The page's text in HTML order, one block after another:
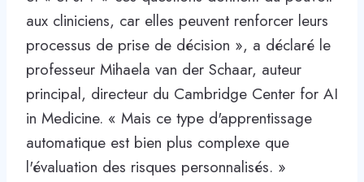
aux cliniciens, car elles peuvent renforcer leurs
processus de prise de décision », a déclaré le
professeur Mihaela van der Schaar, auteur
principal, directeur du Cambridge Center for AI
in Medicine. « Mais ce type d'apprentissage
automatique est bien plus complexe que
l'évaluation des risques personnalisés. »